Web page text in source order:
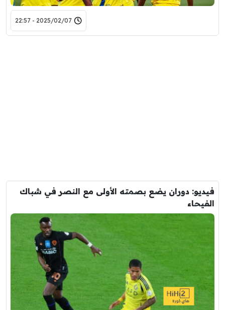
2025/02/07 - 22:57
فيديو: دوران يضع بصمته الأولى مع النصر في شباك
الفيحاء